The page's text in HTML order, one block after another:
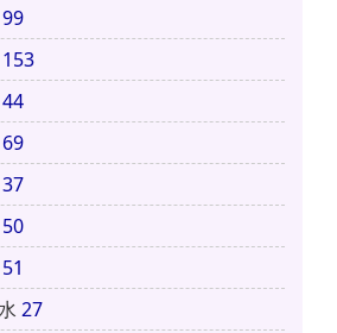
99
153
44
69
37
50
51
27